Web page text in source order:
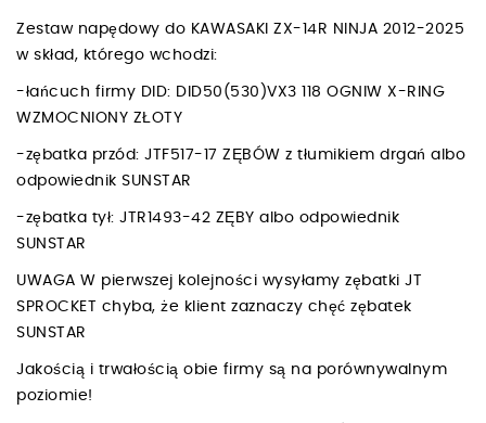
Zestaw napędowy do KAWASAKI ZX-14R NINJA 2012-2025
w skład, którego wchodzi:
-łańcuch firmy DID: DID50(530)VX3 118 OGNIW X-RING
WZMOCNIONY ZŁOTY
-zębatka przód: JTF517-17 ZĘBÓW z tłumikiem drgań albo
odpowiednik SUNSTAR
-zębatka tył: JTR1493-42 ZĘBY albo odpowiednik
SUNSTAR
UWAGA W pierwszej kolejności wysyłamy zębatki JT
SPROCKET chyba, że klient zaznaczy chęć zębatek
SUNSTAR
Jakością i trwałością obie firmy są na porównywalnym
poziomie!